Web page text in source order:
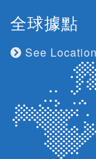
全球據點
See